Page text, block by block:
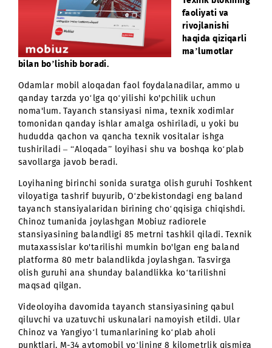
doirasida
aloqa
Texnik
faoliyati va
ma’lumotlar
bilan bo’lishib boradi.
Odamlar mobil aloqadan faol foydalanadilar, ammo u
qanday tarzda yo‘lga qo‘yilishi ko'pchilik uchun
noma'lum. Tayanch stansiyasi nima, texnik xodimlar
hududda qachon va qancha texnik vositalar ishga
tushiriladi – “Aloqada” loyihasi shu va boshqa ko‘plab
savollarga javob beradi.
Loyihaning birinchi sonida suratga olish guruhi
viloyatiga tashrif buyurib, O‘zbekistondagi eng baland
tayanch stansiyalaridan birining cho‘qqisiga chiqishdi.
Chinoz tumanida joylashgan Mobiuz radiorele
mutaxassislar ko'tarilishi mumkin bo'lgan eng baland
platforma 80 metr balandlikda joylashgan. Tasvirga
olish guruhi ana shunday balandlikka ko‘tarilishni